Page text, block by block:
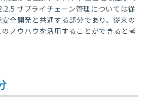
サプライチェーン管理については従
全開発と共通する部分であり、従来の
ノウハウを活用することができると考